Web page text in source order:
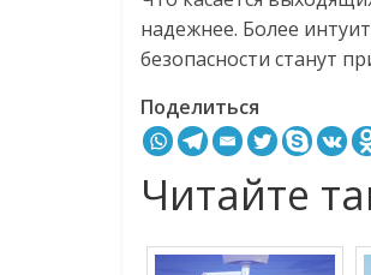
надежнее. Более
безопасности станут
Поделиться
Читайте